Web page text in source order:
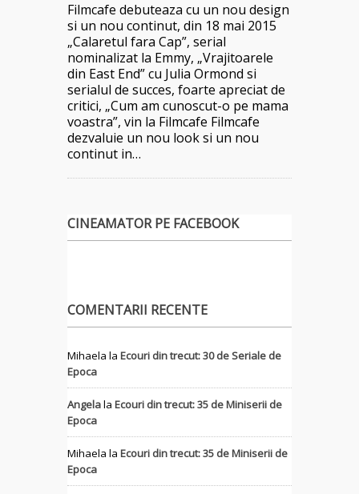
Filmcafe debuteaza cu un nou design
si un nou continut, din 18 mai 2015
„Calaretul fara Cap”, serial
nominalizat la Emmy, „Vrajitoarele
din East End” cu Julia Ormond si
serialul de succes, foarte apreciat de
critici, „Cum am cunoscut-o pe mama
voastra”, vin la Filmcafe Filmcafe
dezvaluie un nou look si un nou
continut in…
CINEAMATOR PE FACEBOOK
COMENTARII RECENTE
Mihaela la Ecouri din trecut: 30 de Seriale de
Epoca
Angelala Ecouri din trecut: 35 de Miniserii de
Epoca
Mihaela la Ecouri din trecut: 35 de Miniserii de
Epoca